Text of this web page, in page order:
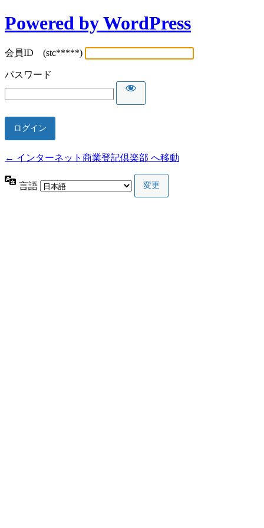
Powered by WordPress
会員ID (stc*****)
パスワード
← インターネット商業登記倶楽部 へ移動
言語